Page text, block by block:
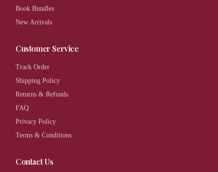
Book Bundles
New Arrivals
Customer Service
Track Order
Shipping Policy
Returns & Refunds
FAQ
Privacy Policy
Terms & Conditions
Contact Us